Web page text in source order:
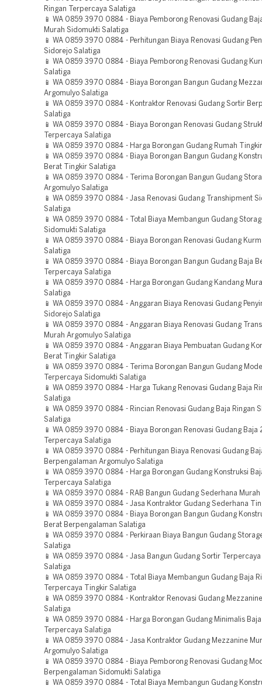
Ringan Terpercaya Salatiga
📱 WA 0859 3970 0884 - Biaya Pemborong Renovasi Gudang
Murah Sidomukti Salatiga
📱 WA 0859 3970 0884 - Perhitungan Biaya Renovasi Gudang
Sidorejo Salatiga
📱 WA 0859 3970 0884 - Biaya Pemborong Renovasi Gudang
Salatiga
📱 WA 0859 3970 0884 - Biaya Borongan Bangun Gudang
Argomulyo Salatiga
📱 WA 0859 3970 0884 - Kontraktor Renovasi Gudang Sortir
Salatiga
📱 WA 0859 3970 0884 - Biaya Borongan Renovasi Gudang
Terpercaya Salatiga
📱 WA 0859 3970 0884 - Harga Borongan Gudang Rumah
📱 WA 0859 3970 0884 - Biaya Borongan Bangun Gudang
Berat Tingkir Salatiga
📱 WA 0859 3970 0884 - Terima Borongan Bangun Gudang
Argomulyo Salatiga
📱 WA 0859 3970 0884 - Jasa Renovasi Gudang Transhipment
Salatiga
📱 WA 0859 3970 0884 - Total Biaya Membangun Gudang
Sidomukti Salatiga
📱 WA 0859 3970 0884 - Biaya Borongan Renovasi Gudang
Salatiga
📱 WA 0859 3970 0884 - Biaya Borongan Bangun Gudang Baja
Terpercaya Salatiga
📱 WA 0859 3970 0884 - Harga Borongan Gudang Kandang
Salatiga
📱 WA 0859 3970 0884 - Anggaran Biaya Renovasi Gudang
Sidorejo Salatiga
📱 WA 0859 3970 0884 - Anggaran Biaya Renovasi Gudang
Murah Argomulyo Salatiga
📱 WA 0859 3970 0884 - Anggaran Biaya Pembuatan Gudang
Berat Tingkir Salatiga
📱 WA 0859 3970 0884 - Terima Borongan Bangun Gudang
Terpercaya Sidomukti Salatiga
📱 WA 0859 3970 0884 - Harga Tukang Renovasi Gudang Baja
Salatiga
📱 WA 0859 3970 0884 - Rincian Renovasi Gudang Baja Ringan
Salatiga
📱 WA 0859 3970 0884 - Biaya Borongan Renovasi Gudang Baja
Terpercaya Salatiga
📱 WA 0859 3970 0884 - Perhitungan Biaya Renovasi Gudang
Berpengalaman Argomulyo Salatiga
📱 WA 0859 3970 0884 - Harga Borongan Gudang Konstruksi
Terpercaya Salatiga
📱 WA 0859 3970 0884 - RAB Bangun Gudang Sederhana Murah
📱 WA 0859 3970 0884 - Jasa Kontraktor Gudang Sederhana
📱 WA 0859 3970 0884 - Biaya Borongan Bangun Gudang
Berat Berpengalaman Salatiga
📱 WA 0859 3970 0884 - Perkiraan Biaya Bangun Gudang
Salatiga
📱 WA 0859 3970 0884 - Jasa Bangun Gudang Sortir
Salatiga
📱 WA 0859 3970 0884 - Total Biaya Membangun Gudang Baja
Terpercaya Tingkir Salatiga
📱 WA 0859 3970 0884 - Kontraktor Renovasi Gudang
Salatiga
📱 WA 0859 3970 0884 - Harga Borongan Gudang Minimalis Baja
Terpercaya Salatiga
📱 WA 0859 3970 0884 - Jasa Kontraktor Gudang Mezzanine
Argomulyo Salatiga
📱 WA 0859 3970 0884 - Biaya Pemborong Renovasi Gudang
Berpengalaman Sidomukti Salatiga
📱 WA 0859 3970 0884 - Total Biaya Membangun Gudang